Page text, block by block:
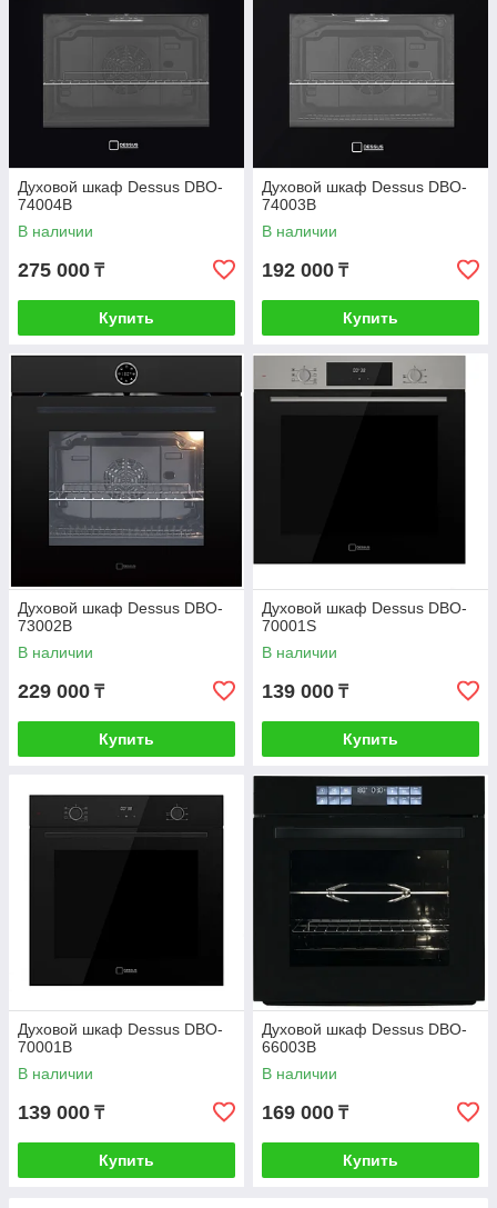
Духовой шкаф Dessus DBO-
74004B
В наличии
275 000 ₸
Купить
Духовой шкаф Dessus DBO-
74003B
В наличии
192 000 ₸
Купить
Духовой шкаф Dessus DBO-
73002B
В наличии
229 000 ₸
Купить
Духовой шкаф Dessus DBO-
70001S
В наличии
139 000 ₸
Купить
Духовой шкаф Dessus DBO-
70001B
В наличии
139 000 ₸
Купить
Духовой шкаф Dessus DBO-
66003B
В наличии
169 000 ₸
Купить